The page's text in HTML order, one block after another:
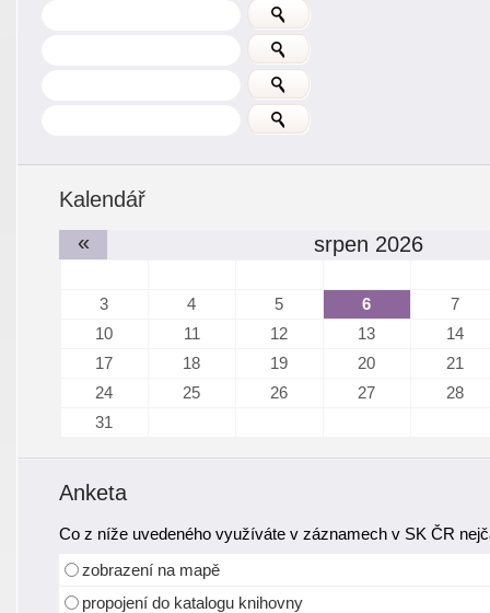
Kalendář
«
srpen 2026
3 4 5 6
7
10
11 12 13
14
17
18 19 20
21
24
25 26 27
28
31
Anketa
Co z níže uvedeného využíváte v záznamech v SK ČR
zobrazení na mapě
propojení do katalogu knihovny